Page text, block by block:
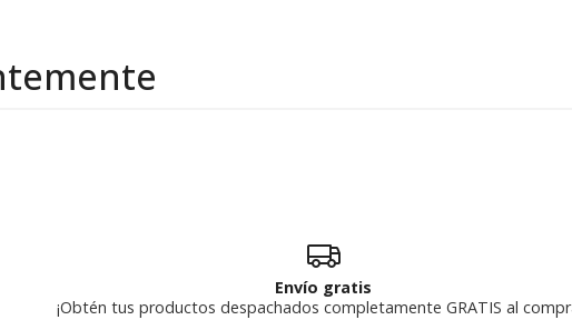
Envío gratis
¡Obtén tus productos despachados completamente GRATIS al